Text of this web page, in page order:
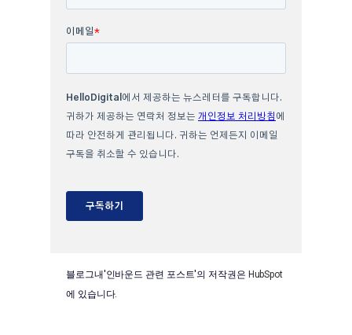
블로그내'인바운드 관련 포스트'의 저작권은 HubSpot
에 있습니다.